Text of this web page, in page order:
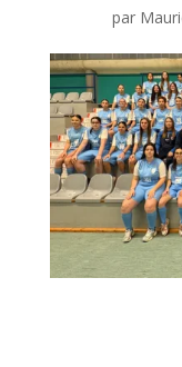
par